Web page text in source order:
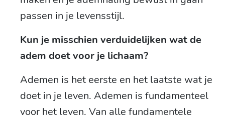
passen in je levensstijl.
Kun je misschien verduidelijken wat de
adem doet voor je lichaam?
Ademen is het eerste en het laatste wat je
doet in je leven. Ademen is fundamenteel
voor het leven. Van alle fundamentele